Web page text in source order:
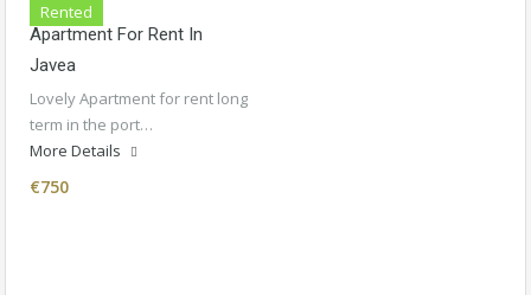
Rented
Apartment For Rent In
Javea
Lovely Apartment for rent long
term in the port…
More Details
€750